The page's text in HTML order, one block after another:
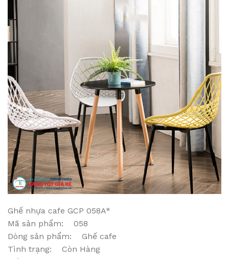
Ghế nhựa cafe GCP 058A*
Mã sản phẩm: 058
Dòng sản phẩm: Ghế cafe
Tình trạng: Còn Hàng